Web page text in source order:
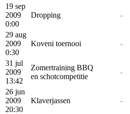
19 sep
2009
0:00
Dropping -
29 aug
2009
0:30
Koveni toernooi -
31 jul
2009
13:42
Zomertraining BBQ
en schotcompetitie
-
26 jun
2009
20:30
Klaverjassen -